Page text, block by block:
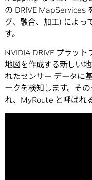
の DRIVE MapServices
グ、融合、加工) によっ
す。
NVIDIA DRIVE プラット
地図を作成する新しい
れたセンサー データに
ークを検知します。そ
れ、MyRoute と呼ばれ